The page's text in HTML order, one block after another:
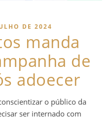
DE 2024
manda
de
adoecer
o público da
ser internado com